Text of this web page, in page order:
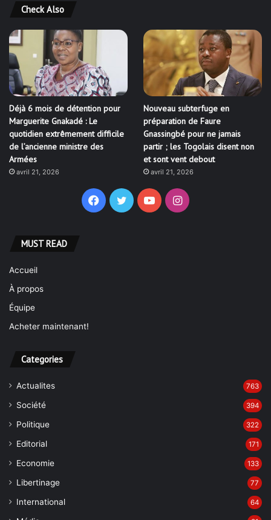
Check Also
Déjà 6 mois de détention pour
Marguerite Gnakadé : Le
quotidien extrêmement difficile
de l’ancienne ministre des
Armées
avril 21, 2026
Nouveau subterfuge en
préparation de Faure
Gnassingbé pour ne jamais
partir ; les Togolais disent non
et sont vent debout
avril 21, 2026
Facebook
TwitterYouTubeInstagram
MUST READ
Accueil
À propos
Équipe
Acheter maintenant!
Categories
Actualites 763
Société 394
Politique 322
Editorial 171
Economie 133
Libertinage 77
International 64